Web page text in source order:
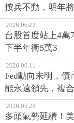
按兵不動，明年
2026.06.22
台股首度站上4萬
下半年衝5萬3
2026.06.11
Fed動向未明，
能永遠領先，複
2026.05.28
多頭氣勢延續！